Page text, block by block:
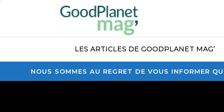
NOUS SOMMES AU REGRET DE VOUS INFORMER
LES ARTICLES DE GOODPLANET MAG’